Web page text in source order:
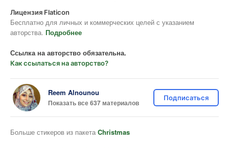
Лицензия Flaticon
Бесплатно для личных и коммерческих целей с указанием
авторства. Подробнее
Ссылка на авторство обязательна.
Как ссылаться на авторство?
Reem Alnounou
Показать все 637 материалов
Подписаться
Больше стикеров из пакета Christmas